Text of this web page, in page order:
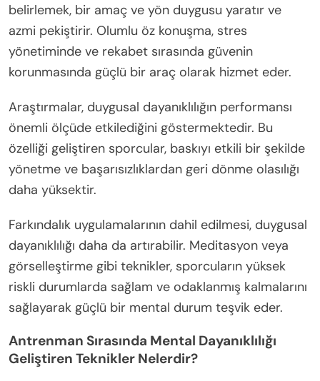
belirlemek, bir amaç ve yön duygusu yaratır ve
azmi pekiştirir. Olumlu öz konuşma, stres
yönetiminde ve rekabet sırasında güvenin
korunmasında güçlü bir araç olarak hizmet eder.
Araştırmalar, duygusal dayanıklılığın performansı
önemli ölçüde etkilediğini göstermektedir. Bu
özelliği geliştiren sporcular, baskıyı etkili bir şekilde
yönetme ve başarısızlıklardan geri dönme olasılığı
daha yüksektir.
Farkındalık uygulamalarının dahil edilmesi, duygusal
dayanıklılığı daha da artırabilir. Meditasyon veya
görselleştirme gibi teknikler, sporcuların yüksek
riskli durumlarda sağlam ve odaklanmış kalmalarını
sağlayarak güçlü bir mental durum teşvik eder.
Antrenman Sırasında Mental Dayanıklılığı
Geliştiren Teknikler Nelerdir?